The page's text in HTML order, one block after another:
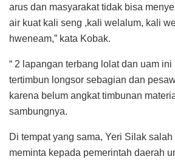
arus dan masyarakat tidak bisa
air kuat kali seng ,kali welalum, kali
hweneam,” kata Kobak.
“ 2 lapangan terbang lolat dan uam
tertimbun longsor sebagian dan
karena belum angkat timbunan
sambungnya.
Di tempat yang sama, Yeri Silak
meminta kepada pemerintah daerah